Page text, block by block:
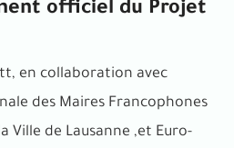
officiel du Projet
en collaboration avec
des Maires Francophones
Ville de Lausanne ,et Euro-